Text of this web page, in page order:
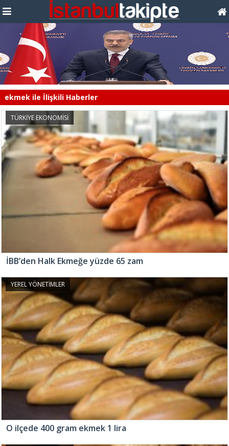
ekmek ile İlişkili Haberler
TÜRKİYE EKONOMİSİ
İBB’den Halk Ekmeğe yüzde 65 zam
YEREL YÖNETİMLER
O ilçede 400 gram ekmek 1 lira